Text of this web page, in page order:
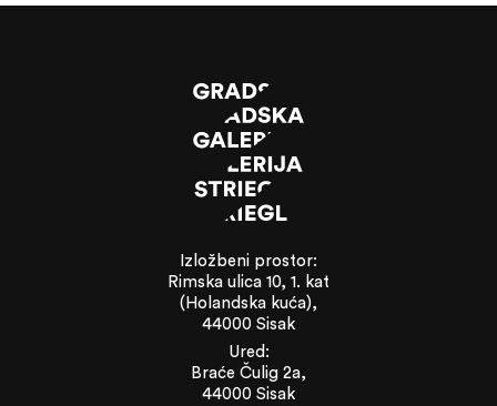
Izložbeni prostor:
Rimska ulica 10, 1. kat
(Holandska kuća),
44000 Sisak
Ured:
Braće Čulig 2a,
44000 Sisak